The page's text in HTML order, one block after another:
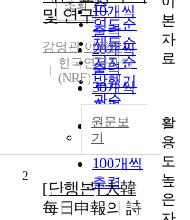
순
연도순
제목순
저자순
발행기
관순
10개씩
출력
20개씩
출력
30개씩
출력
50개씩
출력
100개씩
출력
조회
및 연구
강명관,이동찬
한국연구재단
(NRF)
원문보
기
2
[단행본] 大韓
每日申報의 詩
본
자
료
활
용
도
높
은